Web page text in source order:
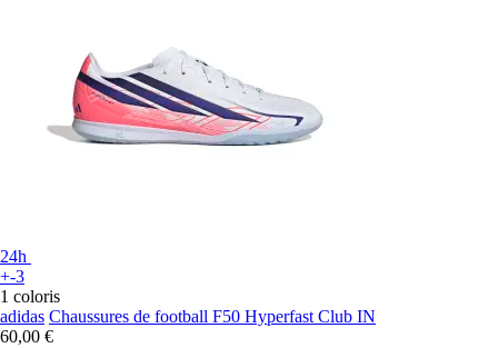
24h
+-3
1 coloris
adidas Chaussures de football F50 Hyperfast Club IN
60,00 €